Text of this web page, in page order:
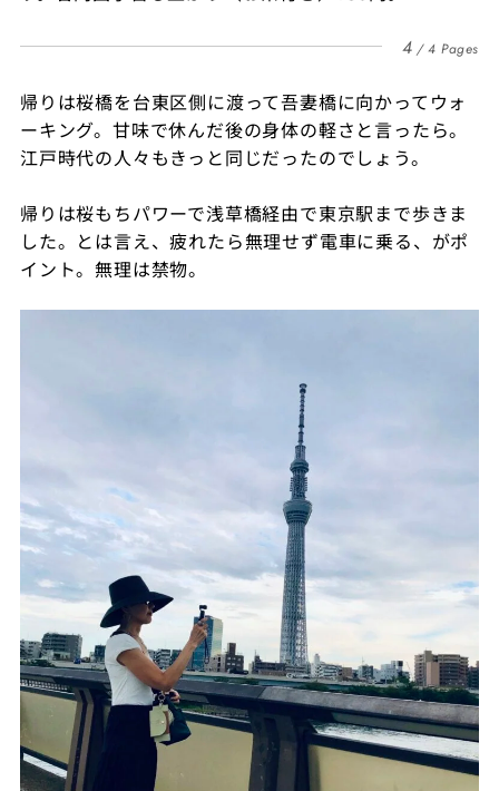
4 4 Pages
帰りは桜橋を台東区側に渡って吾妻橋に向かってウォ
ーキング。甘味で休んだ後の身体の軽さと言ったら。
江戸時代の人々もきっと同じだったのでしょう。
帰りは桜もちパワーで浅草橋経由で東京駅まで歩きま
した。とは言え、疲れたら無理せず電車に乗る、がポ
イント。無理は禁物。